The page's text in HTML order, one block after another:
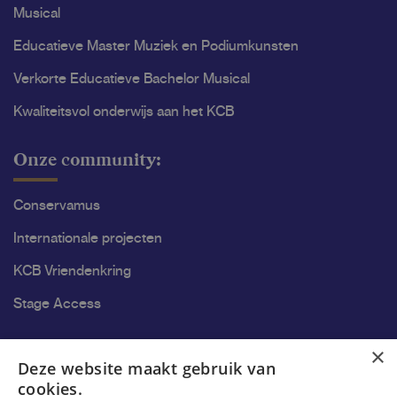
Musical
Educatieve Master Muziek en Podiumkunsten
Verkorte Educatieve Bachelor Musical
Kwaliteitsvol onderwijs aan het KCB
Onze community:
Conservamus
Internationale projecten
KCB Vriendenkring
Stage Access
Onderzoek
×
Deze website maakt gebruik van
cookies.